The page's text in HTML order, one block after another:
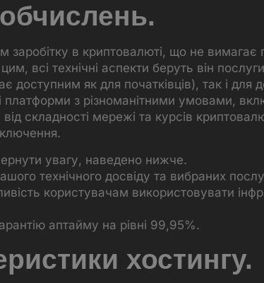
в криптовалюті, що не вимагає
всі технічні аспекти беруть він
доступним як для початківців), так і для
з різноманітними умовами,
складності мережі та курсів
увагу, наведено нижче.
технічного досвіду та вибраних
користувачам використовувати
аптайму на рівні 99,95%.
хостингу.